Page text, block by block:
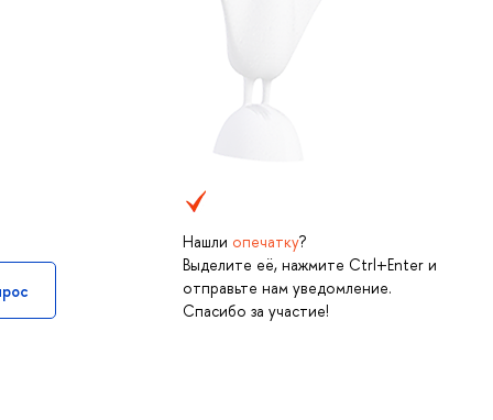
Нашли опечатку?
Выделите её, нажмите Ctrl+Enter и
отправьте нам уведомление.
Спасибо за участие!